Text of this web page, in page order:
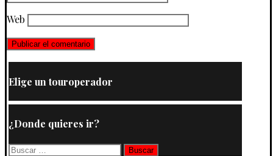
Web
Elige un touroperador
¿Donde quieres ir?
Buscar: